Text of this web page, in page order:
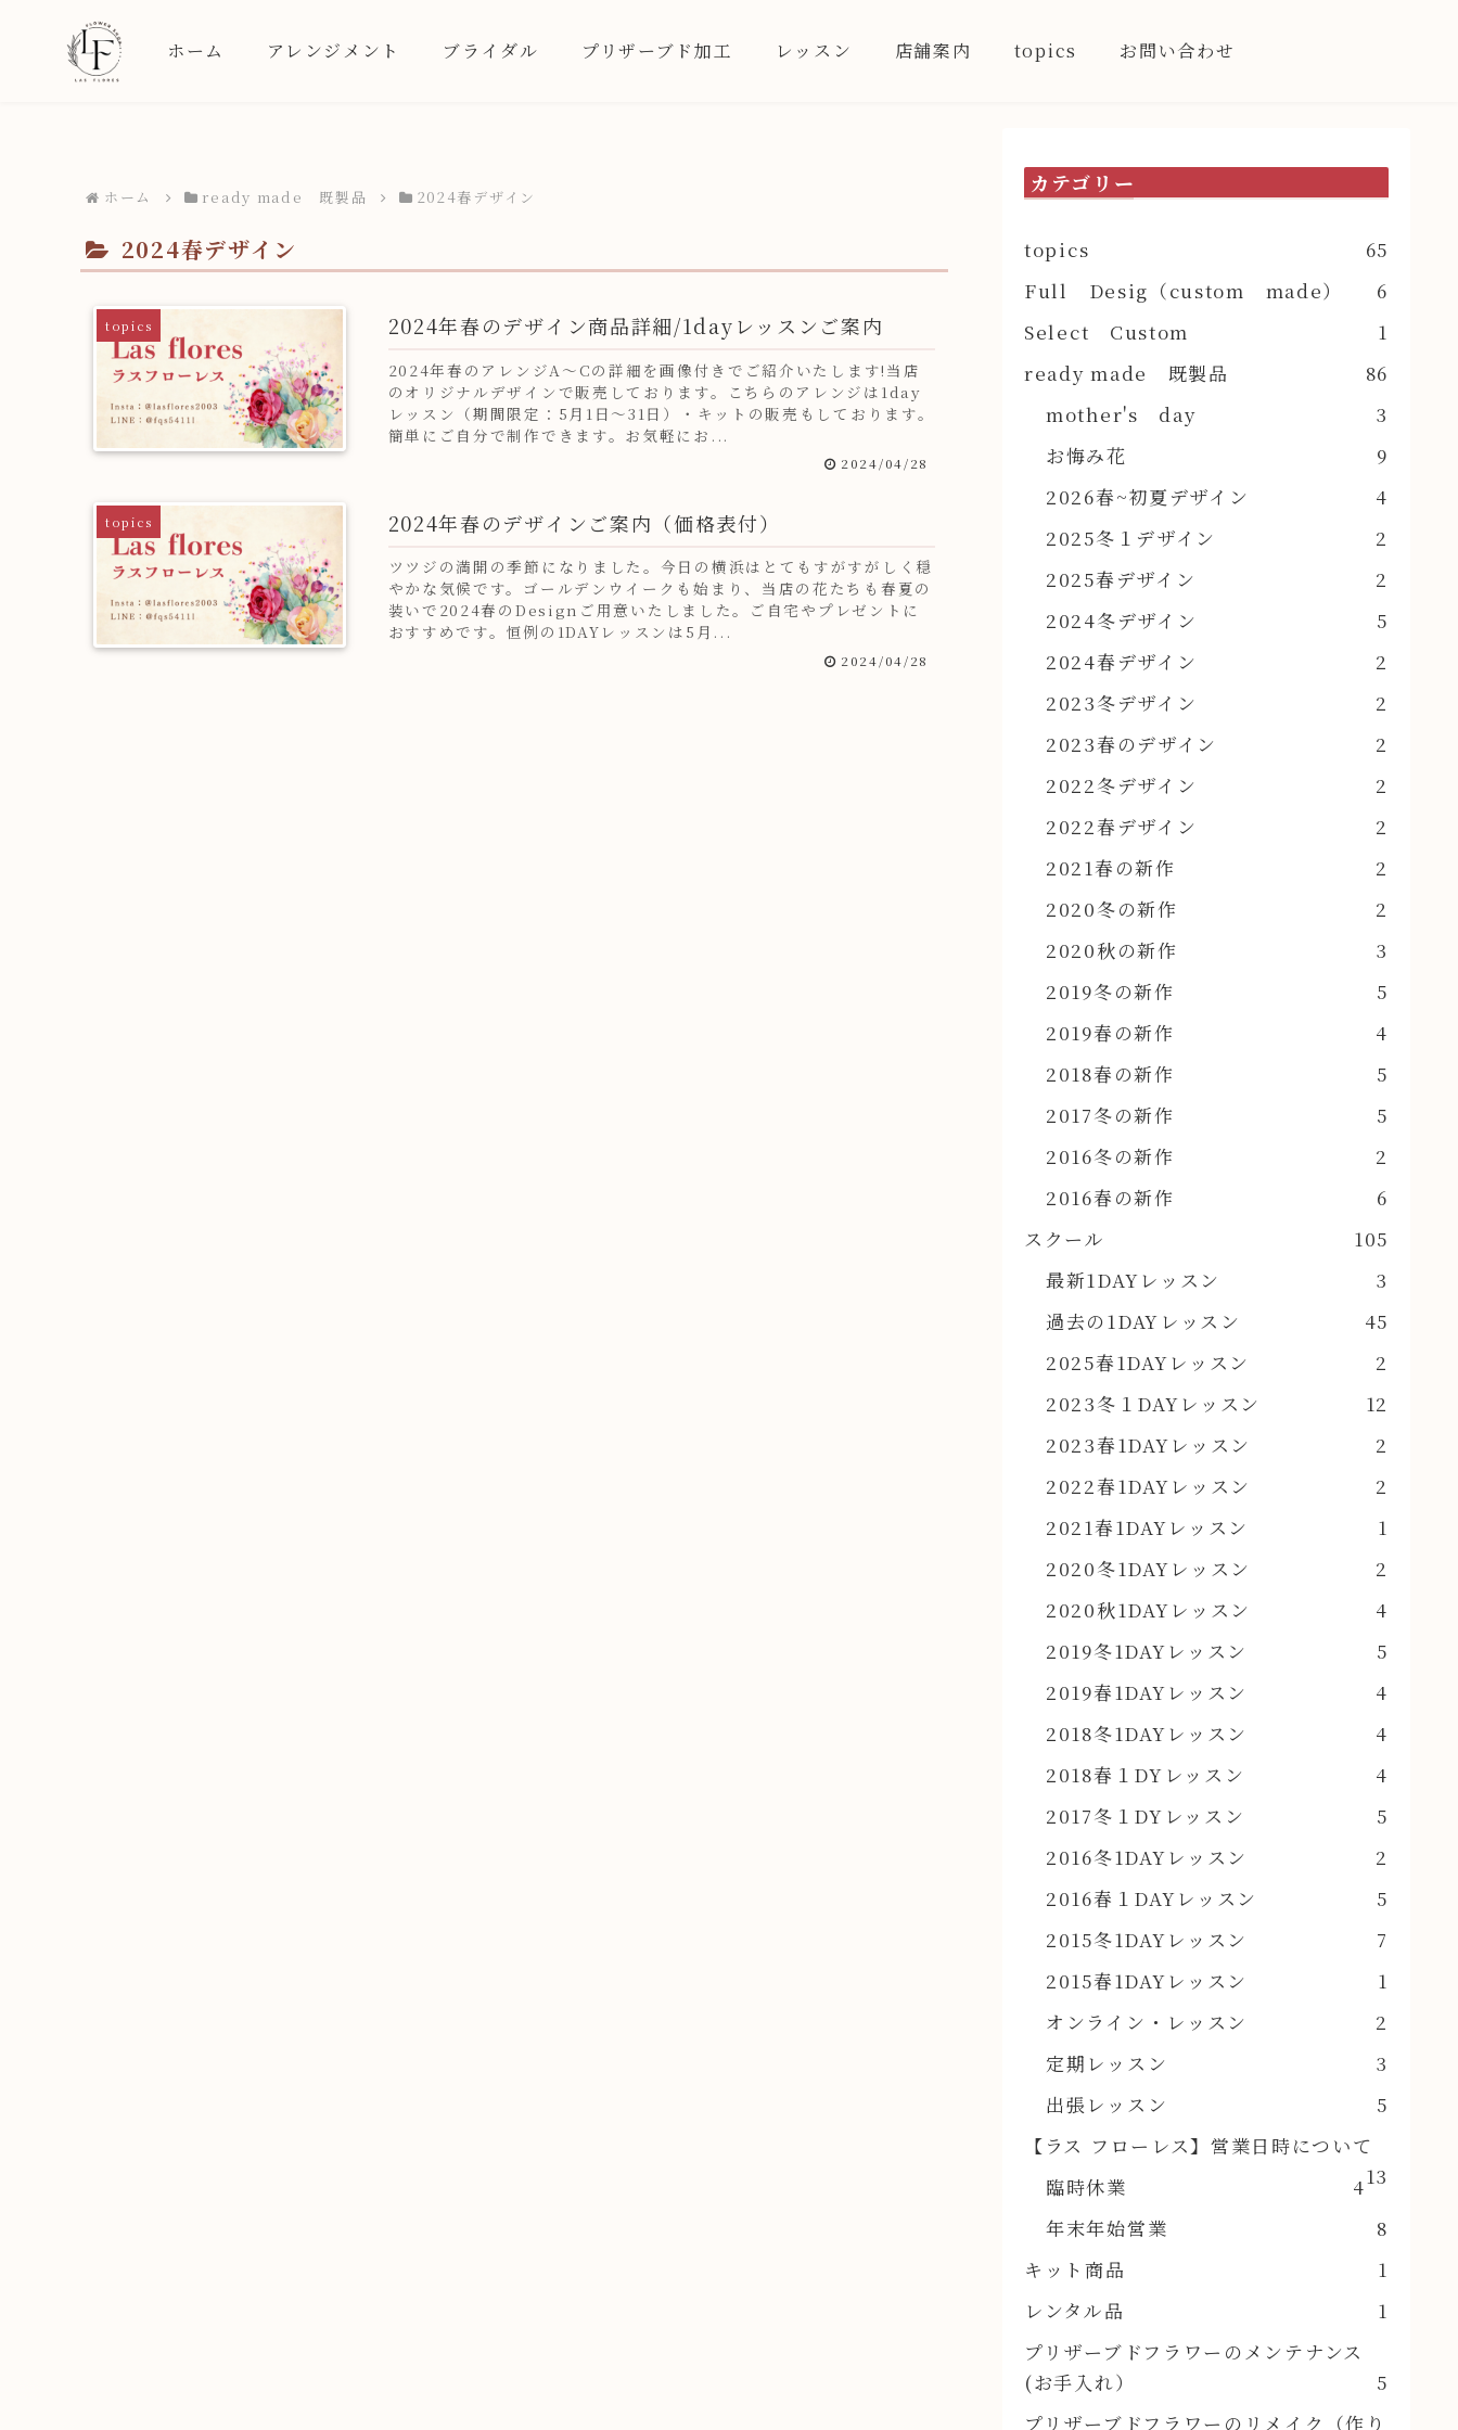
ホーム アレンジメント ブライダル プリザーブド加工 レッスン 店舗案内 topics お問い合わせ
ホーム ready made 既製品 2024春デザイン
2024春デザイン
topics 2024年春のデザイン商品詳細/1dayレッスンご案内
2024年春のアレンジA～Cの詳細を画像付きでご紹介いたします!当店
のオリジナルデザインで販売しております。こちらのアレンジは1day
レッスン（期間限定：5月1日～31日）・キットの販売もしております。
簡単にご自分で制作できます。お気軽にお...
2024/04/28
topics 2024年春のデザインご案内（価格表付）
ツツジの満開の季節になりました。今日の横浜はとてもすがすがしく穏
やかな気候です。ゴールデンウイークも始まり、当店の花たちも春夏の
装いで2024春のDesignご用意いたしました。ご自宅やプレゼントに
おすすめです。恒例の1DAYレッスンは5月...
2024/04/28
カテゴリー
topics
65
Full Desig（custom made）
6
Select Custom
1
ready made 既製品
86
mother's day
3
お悔み花
9
2026春~初夏デザイン
4
2025冬１デザイン
2
2025春デザイン
2
2024冬デザイン
5
2024春デザイン
2
2023冬デザイン
2
2023春のデザイン
2
2022冬デザイン
2
2022春デザイン
2
2021春の新作
2
2020冬の新作
2
2020秋の新作
3
2019冬の新作
5
2019春の新作
4
2018春の新作
5
2017冬の新作
5
2016冬の新作
2
2016春の新作
6
スクール
105
最新1DAYレッスン
3
過去の1DAYレッスン
45
2025春1DAYレッスン
2
2023冬１DAYレッスン
12
2023春1DAYレッスン
2
2022春1DAYレッスン
2
2021春1DAYレッスン
1
2020冬1DAYレッスン
2
2020秋1DAYレッスン
4
2019冬1DAYレッスン
5
2019春1DAYレッスン
4
2018冬1DAYレッスン
4
2018春１DYレッスン
4
2017冬１DYレッスン
5
2016冬1DAYレッスン
2
2016春１DAYレッスン
5
2015冬1DAYレッスン
7
2015春1DAYレッスン
1
オンライン・レッスン
2
定期レッスン
3
出張レッスン
5
【ラス フローレス】営業日時について
13
臨時休業
4
年末年始営業
8
キット商品
1
レンタル品
1
プリザーブドフラワーのメンテナンス
(お手入れ）
5
プリザーブドフラワーのリメイク（作り